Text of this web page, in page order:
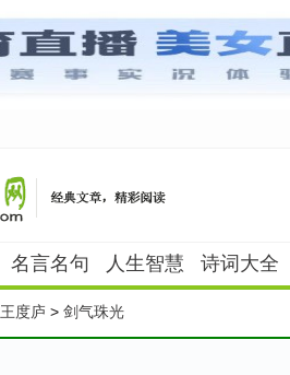
名言名句 人生智慧 诗词大全
王度庐 > 剑气珠光